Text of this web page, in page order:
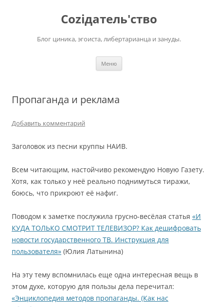
Соziдатель'ство
Блог циника, эгоиста, либертарианца и зануды.
Меню
Пропаганда и реклама
Добавить комментарий
Заголовок из песни круппы НАИВ.
Всем читающим, настойчиво рекомендую Новую Газету.
Хотя, как только у неё реально поднимуться тиражи,
боюсь, что прикроют её нафиг.
Поводом к заметке послужила грусно-весёлая статья «И
КУДА ТОЛЬКО СМОТРИТ ТЕЛЕВИЗОР? Как дешифровать
новости государственного ТВ. Инструкция для
пользователя» (Юлия Латынина)
На эту тему вспомнилась еще одна интересная вещь в
этом духе, которую для пользы дела перечитал:
«Энциклопедия методов пропаганды. (Как нас